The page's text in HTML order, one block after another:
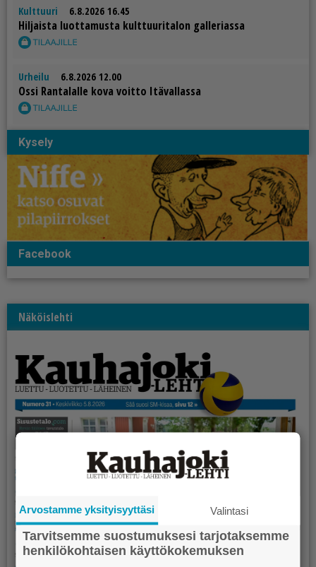
Kulttuuri 6.8.2026 16.45
Hil­jais­ta luot­ta­mus­ta kult­tuu­ri­ta­lon gal­le­ri­as­sa
Urheilu 6.8.2026 12.00
Os­si Ran­ta­lal­le kova voit­to Itä­val­las­sa
Kysely
Facebook
Näköislehti
Arvostamme yksityisyyttäsi Valintasi
Tarvitsemme suostumuksesi tarjotaksemme
henkilökohtaisen käyttökokemuksen